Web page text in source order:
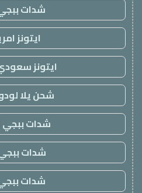
شدات
ايتونز
ايتونز
شحن يلا
شدات
شدات ببجي
شدات